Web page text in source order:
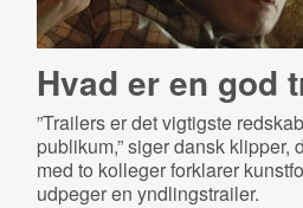
Hvad er en god
”Trailers er det vigtigste
publikum,” siger dansk klipper,
med to kolleger forklarer
udpeger en yndlingstrailer.